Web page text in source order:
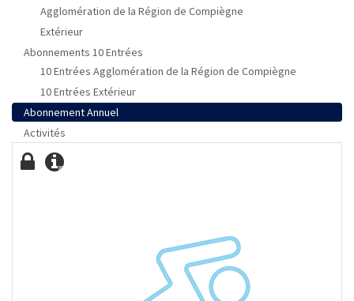
Agglomération de la Région de Compiègne
Extérieur
Abonnements 10 Entrées
10 Entrées Agglomération de la Région de Compiègne
10 Entrées Extérieur
Abonnement Annuel
Activités